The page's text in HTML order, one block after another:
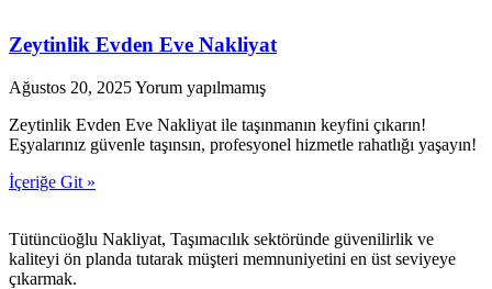
Zeytinlik Evden Eve Nakliyat
Ağustos 20, 2025Yorum yapılmamış
Zeytinlik Evden Eve Nakliyat ile taşınmanın keyfini çıkarın!
Eşyalarınız güvenle taşınsın, profesyonel hizmetle rahatlığı yaşayın!
İçeriğe Git »
Tütüncüoğlu Nakliyat, Taşımacılık sektöründe güvenilirlik ve
kaliteyi ön planda tutarak müşteri memnuniyetini en üst seviyeye
çıkarmak.